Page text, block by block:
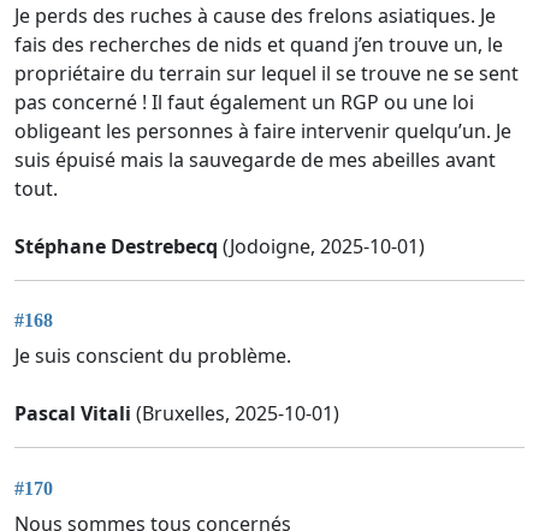
Je perds des ruches à cause des frelons asiatiques. Je
fais des recherches de nids et quand j’en trouve un, le
propriétaire du terrain sur lequel il se trouve ne se sent
pas concerné ! Il faut également un RGP ou une loi
obligeant les personnes à faire intervenir quelqu’un. Je
suis épuisé mais la sauvegarde de mes abeilles avant
tout.
Stéphane Destrebecq (Jodoigne, 2025-10-01)
#168
Je suis conscient du problème.
Pascal Vitali (Bruxelles, 2025-10-01)
#170
Nous sommes tous concernés